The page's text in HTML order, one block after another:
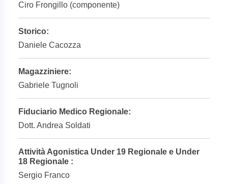
Ciro Frongillo (componente)
Storico:
Daniele Cacozza
Magazziniere:
Gabriele Tugnoli
Fiduciario Medico Regionale:
Dott. Andrea Soldati
Attività Agonistica Under 19 Regionale e Under
18 Regionale :
Sergio Franco